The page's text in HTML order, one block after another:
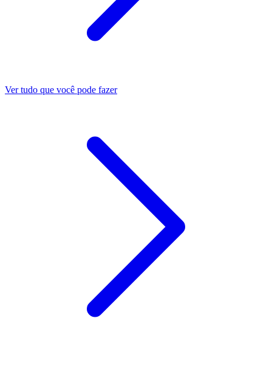
Ver tudo que você pode fazer